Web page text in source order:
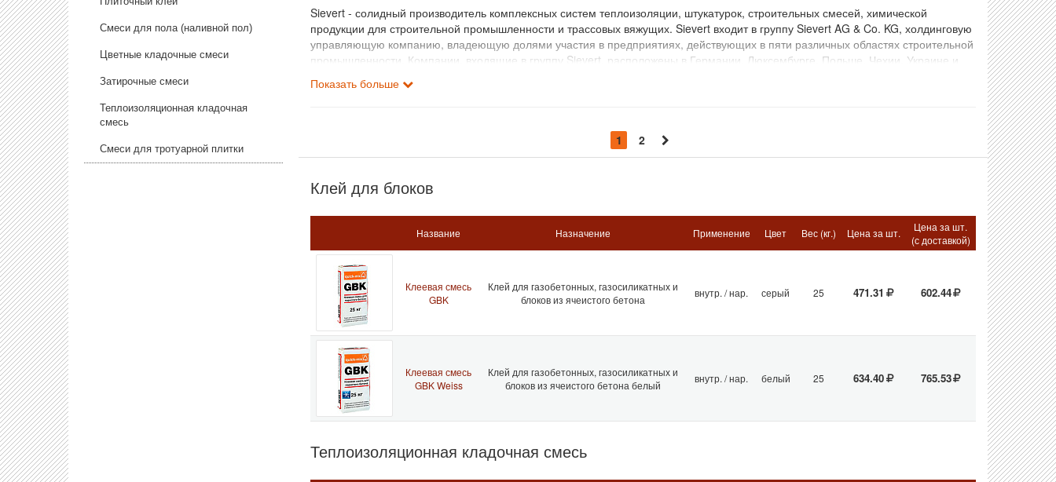
Смеси для пола (наливной пол)
Цветные кладочные смеси
Затирочные смеси
Теплоизоляционная кладочная
смесь
Смеси для тротуарной плитки
Sievert - солидный производитель комплексных систем теплоизоляции, штукатурок, строительных смесей, химической
продукции для строительной промышленности и трассовых вяжущих. Sievert входит в группу Sievert AG & Co. KG, холдинговую
управляющую компанию, владеющую долями участия в предприятиях, действующих в пяти различных областях строительной
промышленности. Компании, входящие в группу Sievert, расположены в Германии, Люксембурге, Польше, Чехии, Украине и
Показать больше
1 2
Клей для блоков
Название Назначение Применение Цвет Вес (кг.) Цена за шт.
Цена за шт.
(с доставкой)
Клеевая смесь
GBK
Клей для газобетонных, газосиликатных и
блоков из ячеистого бетона
внутр. / нар. серый 25 471.31 602.44
Клеевая смесь
GBK Weiss
Клей для газобетонных, газосиликатных и
блоков из ячеистого бетона белый
внутр. / нар. белый 25 634.40 765.53
Теплоизоляционная кладочная смесь